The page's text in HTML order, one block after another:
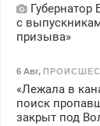
Губернатор
с
призыва»
6 Авг,
«Лежала в
поиск
закрыт под